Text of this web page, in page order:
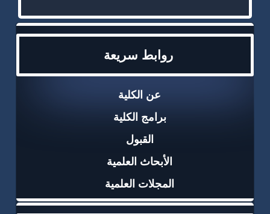
روابط سريعة
عن الكلية
برامج الكلية
القبول
الأبحاث العلمية
المجلات العلمية